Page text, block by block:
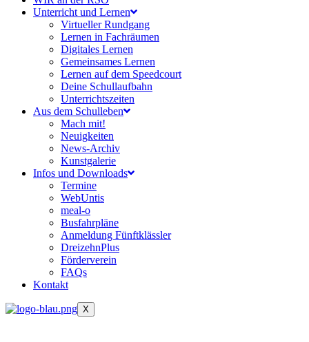
Unterricht und Lernen
Virtueller Rundgang
Lernen in Fachräumen
Digitales Lernen
Gemeinsames Lernen
Lernen auf dem Speedcourt
Deine Schullaufbahn
Unterrichtszeiten
Aus dem Schulleben
Mach mit!
Neuigkeiten
News-Archiv
Kunstgalerie
Infos und Downloads
Termine
WebUntis
meal-o
Busfahrpläne
Anmeldung Fünftklässler
DreizehnPlus
Förderverein
FAQs
Kontakt
X